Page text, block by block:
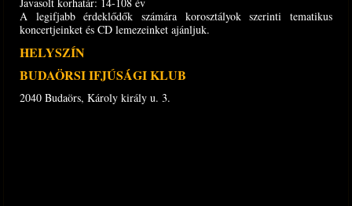
A legifjabb érdeklődők számára korosztályok szerinti tematikus
koncertjeinket és CD lemezeinket ajánljuk.
HELYSZÍN
BUDAÖRSI IFJÚSÁGI KLUB
2040 Budaörs, Károly király u. 3.